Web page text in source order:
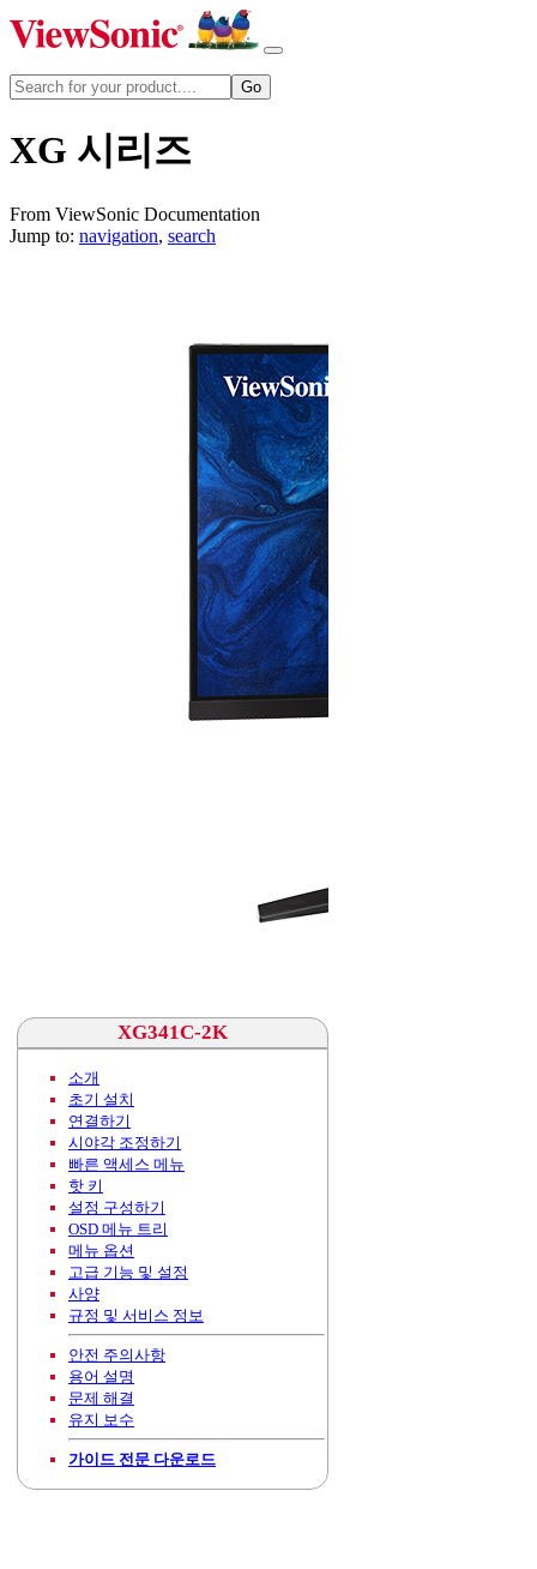
XG 시리즈
From ViewSonic Documentation
Jump to: navigation, search
XG341C-2K
소개
초기 설치
연결하기
시야각 조정하기
빠른 액세스 메뉴
핫 키
설정 구성하기
OSD 메뉴 트리
메뉴 옵션
고급 기능 및 설정
사양
규정 및 서비스 정보
안전 주의사항
용어 설명
문제 해결
유지 보수
가이드 전문 다운로드